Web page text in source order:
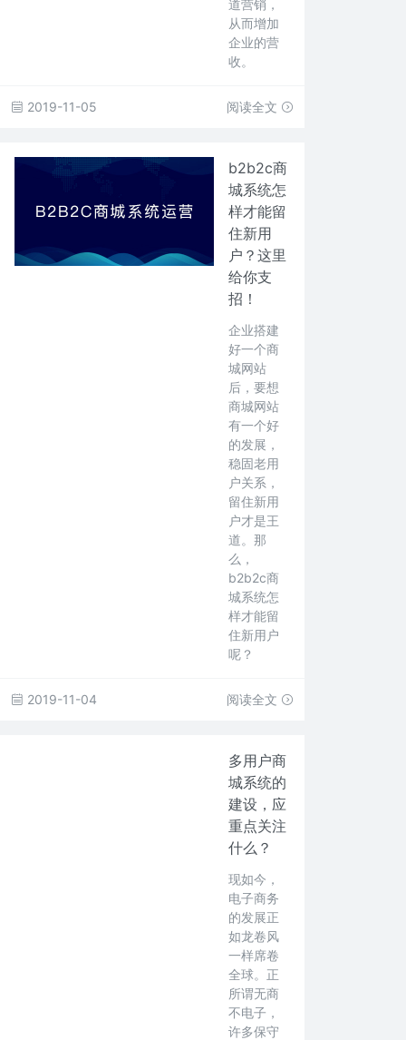
道营销，
从而增加
企业的营
收。
2019-11-05 阅读全文
b2b2c商
城系统怎
样才能留
住新用
户？这里
给你支
招！
企业搭建
好一个商
城网站
后，要想
商城网站
有一个好
的发展，
稳固老用
户关系，
留住新用
户才是王
道。那
么，
b2b2c商
城系统怎
样才能留
住新用户
呢？
2019-11-04 阅读全文
多用户商
城系统的
建设，应
重点关注
什么？
现如今，
电子商务
的发展正
如龙卷风
一样席卷
全球。正
所谓无商
不电子，
许多保守